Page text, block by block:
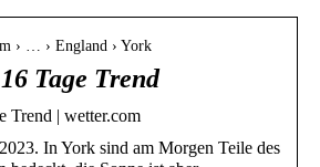
› … › England › York
Tage Trend
Trend | wetter.com
In York sind am Morgen Teile des